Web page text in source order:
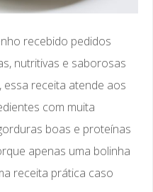
recebido pedidos
nutritivas e saborosas
receita atende aos
com muita
boas e proteínas
apenas uma bolinha
receita prática caso